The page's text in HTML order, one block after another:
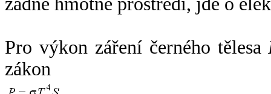
Pro výkon záření černého tělesa
zákon